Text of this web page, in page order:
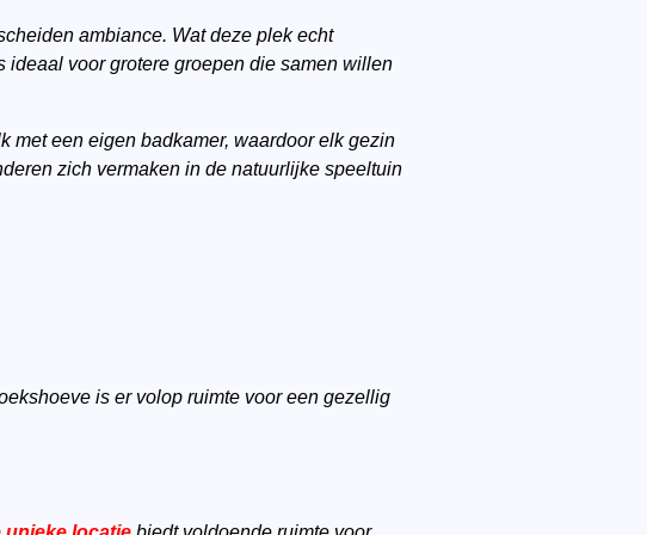
ambiance. Wat deze plek echt
voor grotere groepen die samen willen
met een eigen badkamer, waardoor elk gezin
zich vermaken in de natuurlijke speeltuin
is er volop ruimte voor een gezellig